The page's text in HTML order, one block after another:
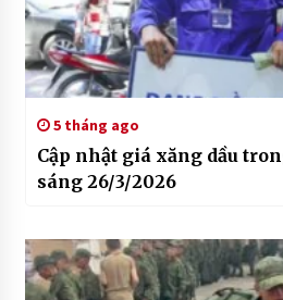
5 tháng ago
Cập nhật giá xăng dầu
sáng 26/3/2026